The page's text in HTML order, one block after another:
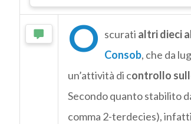
O scurati altri dieci
Consob, che da
un’attività di controllo
Secondo quanto stabilito
comma 2-terdecies),